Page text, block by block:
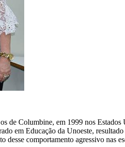
de Columbine, em 1999 nos
em Educação da Unoeste, resultado
desse comportamento agressivo nas